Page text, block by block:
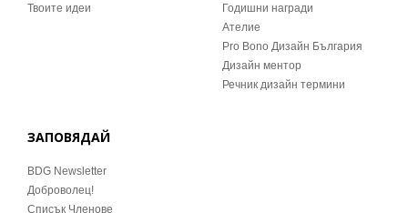
Твоите идеи
Годишни награди
Ателие
Pro Bono Дизайн България
Дизайн ментор
Речник дизайн термини
ЗАПОВЯДАЙ
BDG Newsletter
Доброволец!
Списък Членове